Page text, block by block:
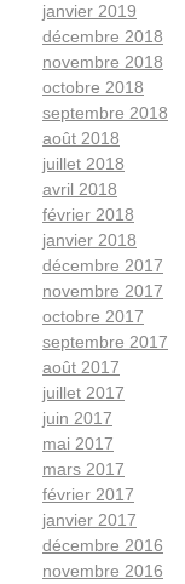
janvier 2019
décembre 2018
novembre 2018
octobre 2018
septembre 2018
août 2018
juillet 2018
avril 2018
février 2018
janvier 2018
décembre 2017
novembre 2017
octobre 2017
septembre 2017
août 2017
juillet 2017
juin 2017
mai 2017
mars 2017
février 2017
janvier 2017
décembre 2016
novembre 2016